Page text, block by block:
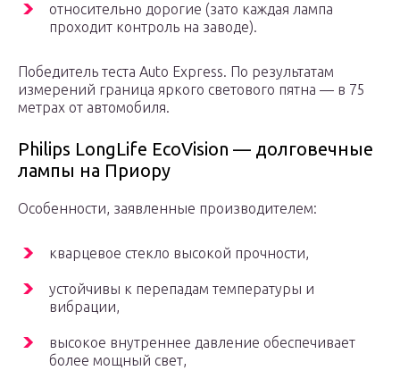
относительно дорогие (зато каждая лампа
проходит контроль на заводе).
Победитель теста Auto Express. По результатам
измерений граница яркого светового пятна — в 75
метрах от автомобиля.
Philips LongLife EcoVision — долговечные
лампы на Приору
Особенности, заявленные производителем:
кварцевое стекло высокой прочности,
устойчивы к перепадам температуры и
вибрации,
высокое внутреннее давление обеспечивает
более мощный свет,